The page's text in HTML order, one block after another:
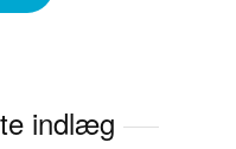
indlæg